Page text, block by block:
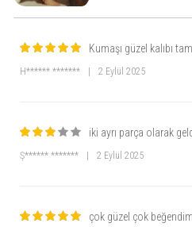
Kumaşı güzel kalıbı
H****** ******* 2 Eylül 2025
iki ayrı parça olarak
Ş****** ******* 2 Eylül 2025
çok güzel çok